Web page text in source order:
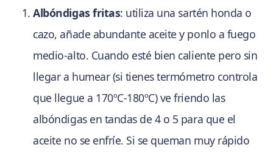
Albóndigas fritas: utiliza una sartén honda o
cazo, añade abundante aceite y ponlo a fuego
medio-alto. Cuando esté bien caliente pero sin
llegar a humear (si tienes termómetro controla
que llegue a 170ºC-180ºC) ve friendo las
albóndigas en tandas de 4 o 5 para que el
aceite no se enfríe. Si se queman muy rápido